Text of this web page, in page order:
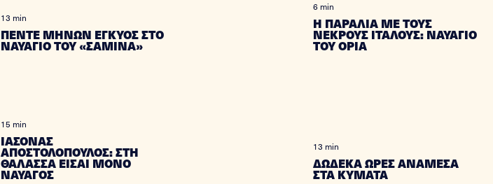
13 min
ΠΕΝΤΕ ΜΗΝΩΝ ΕΓΚΥΟΣ ΣΤΟ
ΝΑΥΑΓΙΟ ΤΟΥ «ΣΑΜΙΝΑ»
6 min
Η ΠΑΡΑΛΙΑ ΜΕ ΤΟΥΣ
ΝΕΚΡΟΥΣ ΙΤΑΛΟΥΣ: ΝΑΥΑΓΙΟ
ΤΟΥ ΟΡΙΑ
15 min
ΙΑΣΟΝΑΣ
ΑΠΟΣΤΟΛΟΠΟΥΛΟΣ: ΣΤΗ
ΘΑΛΑΣΣΑ ΕΙΣΑΙ ΜΟΝΟ
ΝΑΥΑΓΟΣ
13 min
ΔΩΔΕΚΑ ΩΡΕΣ ΑΝΑΜΕΣΑ
ΣΤΑ ΚΥΜΑΤΑ